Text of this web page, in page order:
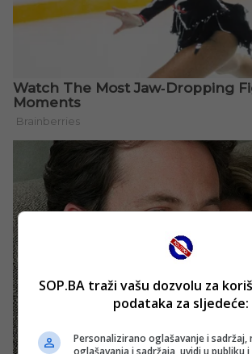
SOP.BA traži vašu dozvolu za
podataka za sljedeće:
Personalizirano oglašavanje i sadržaj,
oglašavanja i sadržaja, uvidi u publiku